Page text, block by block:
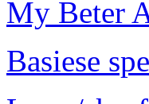
My Beter
Basiese